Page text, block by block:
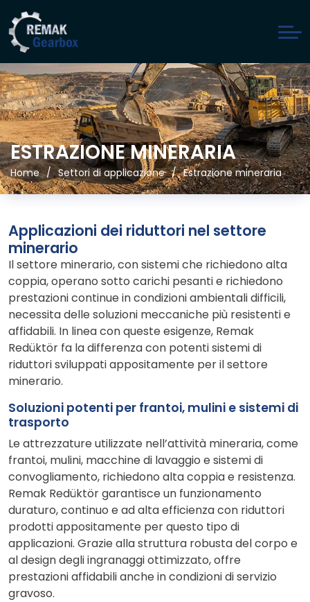
ESTRAZIONE MINERARIA
Home Settori di applicazione Estrazione mineraria
Applicazioni dei riduttori nel settore
minerario
Il settore minerario, con sistemi che richiedono alta
coppia, operano sotto carichi pesanti e richiedono
prestazioni continue in condizioni ambientali difficili,
necessita delle soluzioni meccaniche più resistenti e
affidabili. In linea con queste esigenze, Remak
Redüktör fa la differenza con potenti sistemi di
riduttori sviluppati appositamente per il settore
minerario.
Soluzioni potenti per frantoi, mulini e sistemi di
trasporto
Le attrezzature utilizzate nell’attività mineraria, come
frantoi, mulini, macchine di lavaggio e sistemi di
convogliamento, richiedono alta coppia e resistenza.
Remak Redüktör garantisce un funzionamento
duraturo, continuo e ad alta efficienza con riduttori
prodotti appositamente per questo tipo di
applicazioni. Grazie alla struttura robusta del corpo e
al design degli ingranaggi ottimizzato, offre
prestazioni affidabili anche in condizioni di servizio
gravoso.